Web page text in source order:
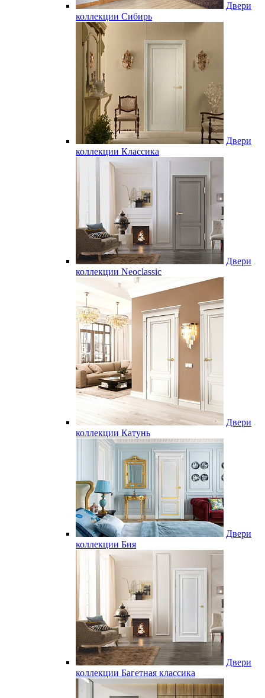
Двери
коллекции Сибирь
Двери
коллекции Классика
Двери
коллекции Neoclassic
Двери
коллекции Катунь
Двери
коллекции Бия
Двери
коллекции Багетная классика